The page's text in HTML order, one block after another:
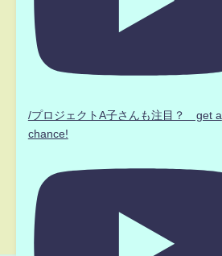
/プロジェクトA子さんも注目？ get a
chance!